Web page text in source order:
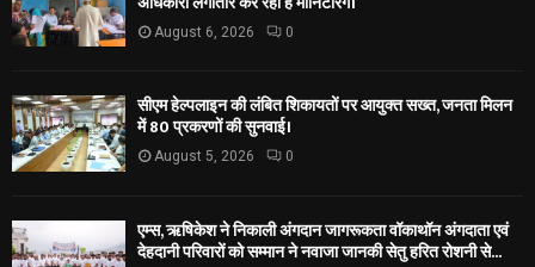
August 6, 2026 0
सीएम हेल्पलाइन की लंबित शिकायतों पर आयुक्त सख्त, जनता मिलन
में 80 प्रकरणों की सुनवाई।
August 5, 2026 0
एम्स, ऋषिकेश ने निकाली अंगदान जागरूकता वॉकाथॉन अंगदाता एवं
देहदानी परिवारों को सम्मान ने नवाजा जानकी सेतु हरित रोशनी से...